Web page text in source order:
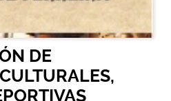
DE